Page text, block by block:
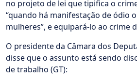
no projeto de lei que tipifica o
“quando há manifestação de ódio
mulheres”, e equipará-lo ao crime
O presidente da Câmara dos
disse que o assunto está sendo
de trabalho (GT):